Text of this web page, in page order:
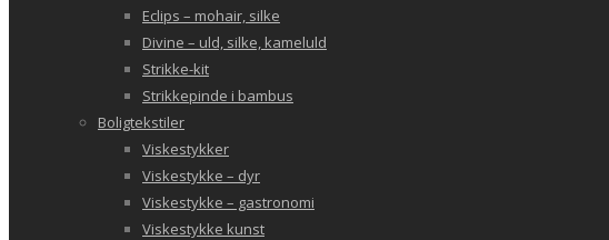
Eclips – mohair, silke
Divine – uld, silke, kameluld
Strikke-kit
Strikkepinde i bambus
Boligtekstiler
Viskestykker
Viskestykke – dyr
Viskestykke – gastronomi
Viskestykke kunst